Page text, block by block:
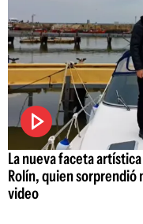
La nueva faceta
Rolín, quien
video